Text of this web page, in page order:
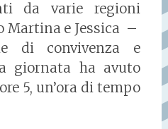
da varie regioni
e Jessica –
di convivenza e
giornata ha avuto
5, un’ora di tempo